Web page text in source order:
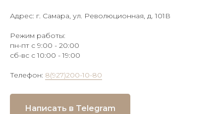
Адрес: г. Самара, ул. Революционная, д. 101В
Режим работы:
пн-пт с 9:00 - 20:00
сб-вс с 10:00 - 19:00
Телефон: 8(927)200-10-80
Написать в Telegram